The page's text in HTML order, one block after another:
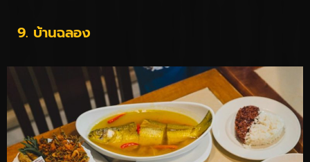
9. บ้านฉลอง